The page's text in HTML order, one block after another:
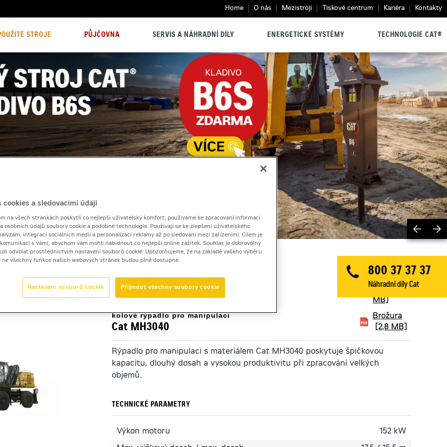
Home O nás Mezistroji Tiskové centrum Kariéra Kontakty
STROJE PŮJČOVNA SERVIS A NÁHRADNÍ DÍLY ENERGETICKÉ SYSTÉMY TECHNOLOGIE CAT®
800 37 37 37
Náhradní díly Cat
pro manipulaci s materiálem > Cat MH3040
kolové rýpadlo pro manipulaci
Cat MH3040
Technický
list [7,7
MB]
Brožura
[2,8 MB]
Rýpadlo pro manipulaci s materiálem Cat MH3040 poskytuje špičkovou
kapacitu, dlouhý dosah a vysokou produktivitu při zpracování velkých
objemů.
TECHNICKÉ PARAMETRY
Výkon motoru 152 kW
cookies a sledovacími údaji
na všech stránkách poskytli co nejlepší uživatelský komfort, používáme ke zpracování informací
osobních údajů soubory cookie a podobné technologie. Používají se ke zlepšení uživatelského
integraci sociálních médií a personalizaci reklamy až po sledování mezi zařízeními. Cílem je
s vámi, abychom vám mohli nabídnout co nejlepší online zážitek. Souhlas je dobrovolný
odvolat prostřednictvím nastavení souborů cookie. Upozorňujeme, že na základě vašeho výběru
ne všechny funkce našich webových stránek budou plně dostupné.
Přijmout všechny soubory cookie
Nastavení souborů cookie